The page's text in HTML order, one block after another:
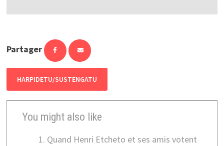
Partager
HARPIDETU/SUSTENGATU
You might also like
Quand Henri Etcheto et ses amis votent